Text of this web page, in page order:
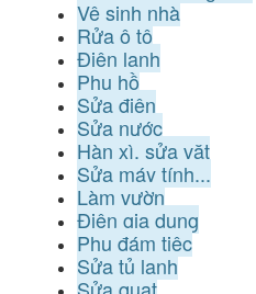
Vệ sinh nhà
Rửa ô tô
Điện lạnh
Phụ hồ
Sửa điện
Sửa nước
Hàn xì, sửa vặt
Sửa máy tính...
Làm vườn
Điện gia dụng
Phụ đám tiệc
Sửa tủ lạnh
Sửa quạt